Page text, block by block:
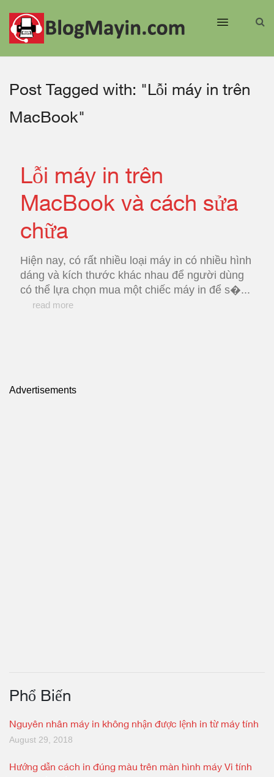
Post Tagged with: "Lỗi máy in trên
MacBook"
Lỗi máy in trên
MacBook và cách sửa
chữa
Hiện nay, có rất nhiều loại máy in có nhiều hình
dáng và kích thước khác nhau để người dùng
có thể lựa chọn mua một chiếc máy in để s�...
read more
Advertisements
Phổ Biến
Nguyên nhân máy in không nhận được lệnh in từ máy tính
August 29, 2018
Hướng dẫn cách in đúng màu trên màn hình máy Vi tính